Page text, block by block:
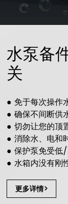
水泵备
关
● 免于每次操作
● 确保不间断供
● 切勿让您的顶
● 消除水、电和
● 保护泵免受低/
● 水箱内没有刚
更多详情>